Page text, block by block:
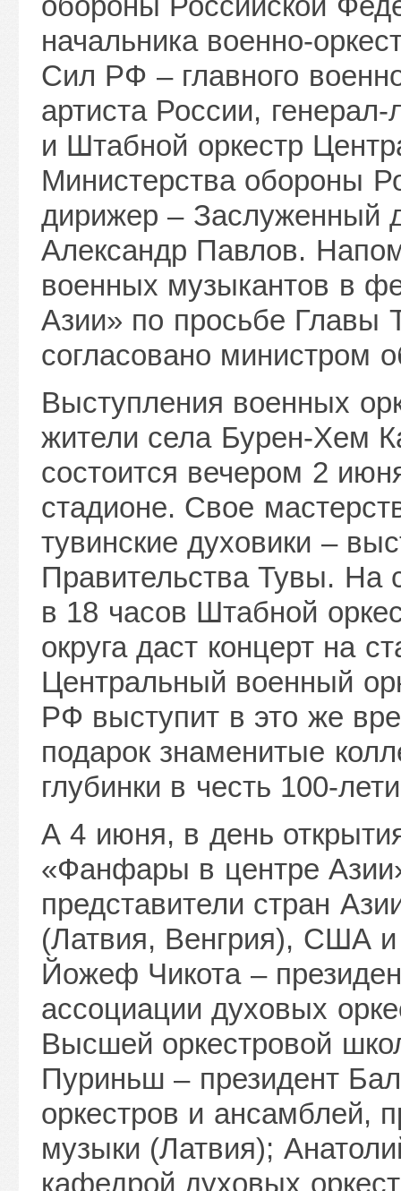
начальника военно-
Сил РФ – главного
артиста России,
и Штабной оркестр
Министерства обороны
дирижер – Заслуженный
Александр Павлов.
военных музыкантов в
Азии» по просьбе
согласовано министром
Выступления военных
жители села Бурен-Хем
состоится вечером 2
стадионе. Свое
тувинские духовики –
Правительства Тувы.
в 18 часов Штабной
округа даст концерт на
Центральный военный
РФ выступит в это же
подарок знаменитые
глубинки в честь 100-
А 4 июня, в день
«Фанфары в центре
представители стран
(Латвия, Венгрия), США
Йожеф Чикота –
ассоциации духовых
Высшей оркестровой
Пуриньш – президент
оркестров и ансамблей,
музыки (Латвия);
кафедрой духовых